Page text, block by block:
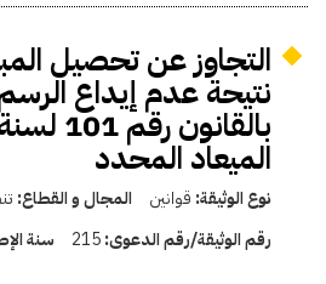
التجاوز عن تحصيل
نتيحة عدم إيداع
الميعاد المحدد
نوع الوثيقة: قوانين المجال و القطاع:
رقم الوثيقة/رقم الدعوى:215 سنة